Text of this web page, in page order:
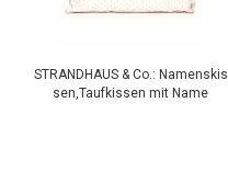
STRANDHAUS & Co.: Namenskis
sen,Taufkissen mit Name